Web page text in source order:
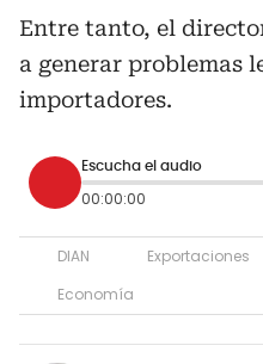
Entre tanto, el
a generar problemas
importadores.
Escucha el audio
00:00:00
DIAN Exportaciones
Economía